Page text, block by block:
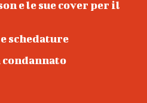
e le sue cover per il
schedature
condannato